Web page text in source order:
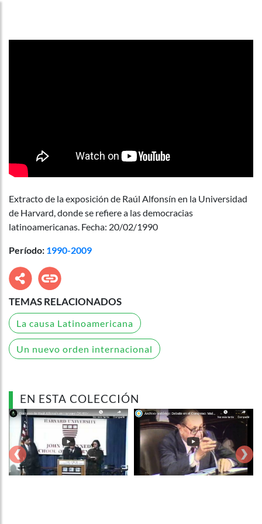
Extracto de la exposición de Raúl Alfonsín en la Universidad
de Harvard, donde se refiere a las democracias
latinoamericanas. Fecha: 20/02/1990
Período: 1990-2009
TEMAS RELACIONADOS
La causa Latinoamericana
Un nuevo orden internacional
EN ESTA COLECCIÓN
‹ ›